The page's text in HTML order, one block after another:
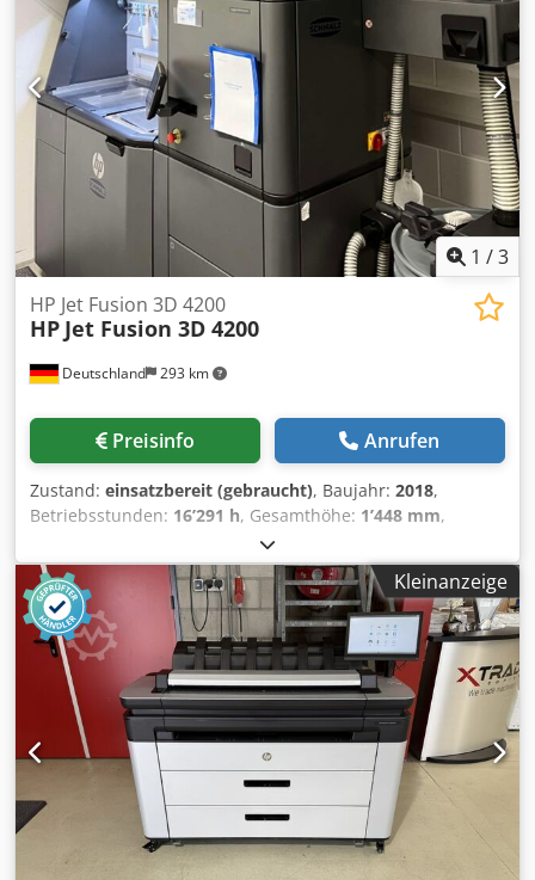
1 /3
Deutschland 293 km
HP Jet Fusion 3D 4200
HP Jet Fusion 3D 4200
Preisinfo Anrufen
Zustand: einsatzbereit (gebraucht), Baujahr: 2018,
Betriebsstunden: 16’291 h, Gesamthöhe: 1’448 mm,
, Verfahrweg X-Achse:
Produktlänge (max.):2’210 mm, Anzahl der Achsen:3, Im
Jahr 2018 hergestellter 3D-Drucker für Kunststoffe. Dieser
HP Jet Fusion 3D 4200 verfügt über ein Bauvolumen von
380 × 284 × 380 mm und nutzt die Multi Jet Fusion-
Technologie für eine effiziente Produktion. Er ist voll
funktionsfähig und war bis Juni 2026 im produktiven
Einsatz, wodurch er sich für die industrielle Fertigung von
funktionsfähigen Endprodukten und für das Prototyping
eignet. Wenn Sie auf der Suche nach hochwertigen 3D-
Druckmöglichkeiten sind, sollten Sie den von uns zum
Verkauf angebotenen HP Jet Fusion 3D 4200 in Betracht
ziehen. Kontaktieren Sie uns für weitere Details. •
Technologie: Multi Jet Fusion (MJF) • Bauraum (X × Y × Z):
Kleinanzeige